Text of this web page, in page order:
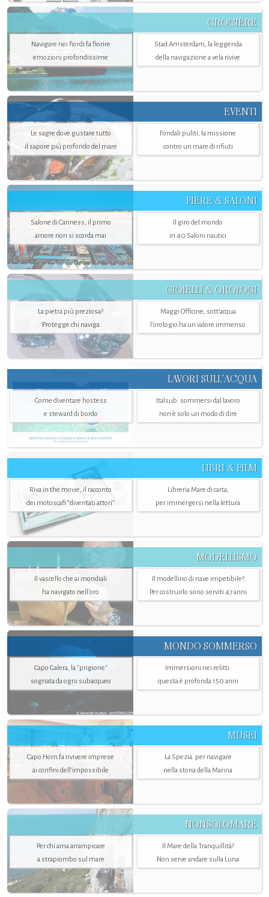
CROCIERE
Navigare nei fiordi fa fiorire
emozioni profondissime
Stad Amsterdam, la leggenda
della navigazione a vela rivive
EVENTI
Le sagre dove gustare tutto
il sapore più profondo del mare
Fondali puliti, la missione
contro un mare di rifiuti
FIERE & SALONI
Salone di Canness, il primo
amore non si scorda mai
Il giro del mondo
in 40 Saloni nautici
GIOIELLI & OROLOGI
La pietra più preziosa?
Protegge chi naviga
Maggi Officine, sott’acqua
l'orologio ha un valore immenso
LAVORI SULL’ACQUA
Come diventare hostess
e steward di bordo
Italsub: sommersi dal lavoro
non è solo un modo di dire
LIBRI & FILM
Riva in the movie, il racconto
dei motoscafi “diventati attori”
Libreria Mare di carta,
per immergersi nella lettura
MODELLISMO
Il vascello che ai mondiali
ha navigato nell’oro
Il modellino di nave irripetibile?
Per costruirlo sono serviti 47 anni
MONDO SOMMERSO
Capo Galera, la "prigione"
sognata da ogni subacqueo
Immersioni nei relitti:
questa è profonda 150 anni
MUSEI
Capo Horn fa rivivere imprese
ai confini dell’impossibile
La Spezia. per navigare
nella storia della Marina
NONSOLOMARE
Per chi ama arrampicare
a strapiombo sul mare
Il Mare della Tranquillità?
Non serve andare sulla Luna